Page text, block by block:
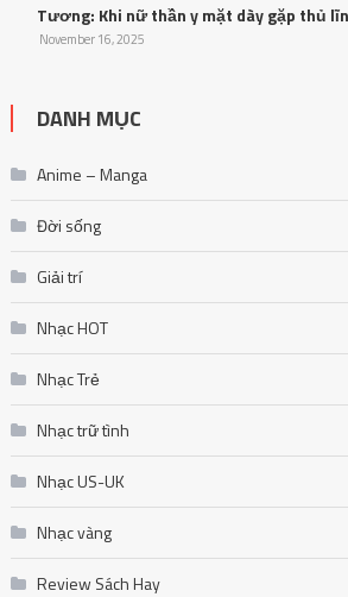
Tương: Khi nữ thần y mặt dày gặp thủ
November 16, 2025
DANH MỤC
Anime – Manga
Đời sống
Giải trí
Nhạc HOT
Nhạc Trẻ
Nhạc trữ tình
Nhạc US-UK
Nhạc vàng
Review Sách Hay